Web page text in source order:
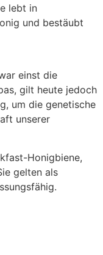
lebt in
und bestäubt
einst die
gilt heute jedoch
um die genetische
unserer
Honigbiene,
gelten als